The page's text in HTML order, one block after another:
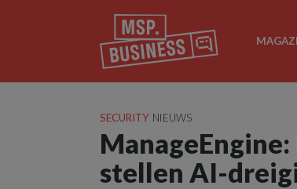
SECURITY NIEUWS
stellen AI-